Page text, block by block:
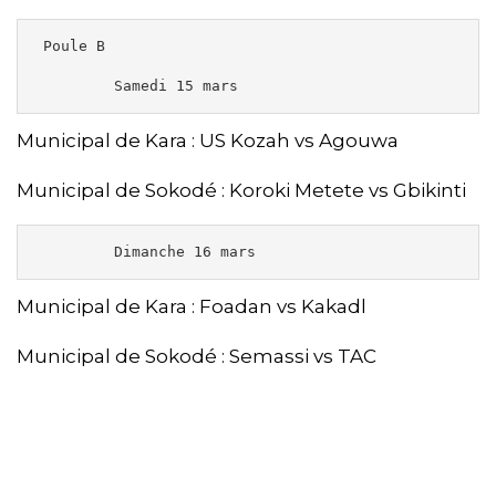
         Samedi 15 mars
Municipal de Kara : US Kozah vs Agouwa
Municipal de Sokodé : Koroki Metete vs Gbikinti
         Dimanche 16 mars
Municipal de Kara : Foadan vs Kakadl
Municipal de Sokodé : Semassi vs TAC